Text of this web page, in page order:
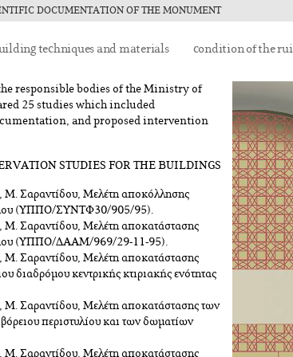
DOCUMENTATION OF THE MONUMENT
techniques and materials condition of the
responsible bodies of the Ministry of
25 studies which included
and proposed intervention
STUDIES FOR THE BUILDINGS
Σαραντίδου, Μελέτη αποκόλλησης
(ΥΠΠΟ/ΣΥΝΤΦ30/905/95).
Σαραντίδου, Μελέτη αποκατάστασης
(ΥΠΠΟ/ΔΑΑΜ/969/29-11-95).
Σαραντίδου, Μελέτη αποκατάστασης
διαδρόμου κεντρικής κτιριακής ενότητας
Σαραντίδου, Μελέτη αποκατάστασης των
περιστυλίου και των δωματίων
Σαραντίδου, Μελέτη αποκατάστασης